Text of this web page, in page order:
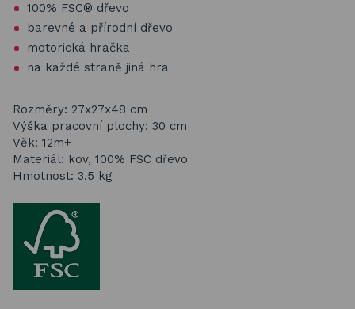
100% FSC® dřevo
barevné a přírodní dřevo
motorická hračka
na každé straně jiná hra
Rozměry: 27x27x48 cm
Výška pracovní plochy: 30 cm
Věk: 12m+
Materiál: kov, 100% FSC dřevo
Hmotnost: 3,5 kg